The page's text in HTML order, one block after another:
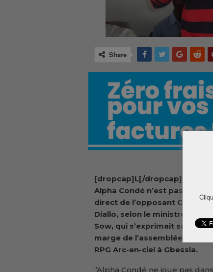
Share
[dropcap]L[/dropcap]e
Alpha Condé n’est pas
direct de l’opposant Cellou
Diallo, selon le ministre
Sow, qui s’exprimait samedi
marge de l’assemblée
RPG Arc-en-ciel à Gbessia.
‘’Alpha Condé ne joue pas